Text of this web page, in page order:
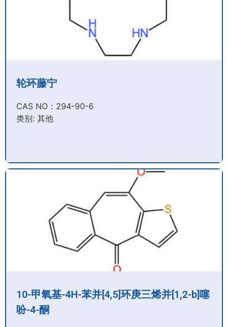
轮环藤宁
CAS NO：294-90-6​
类别: 其他
10-甲氧基-4H-苯并[4,5]环庚三烯并[1,2-b]噻
吩-4-酮